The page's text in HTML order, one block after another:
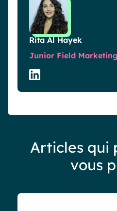
Rita Al Hayek
Junior Field
Articles qui
vous